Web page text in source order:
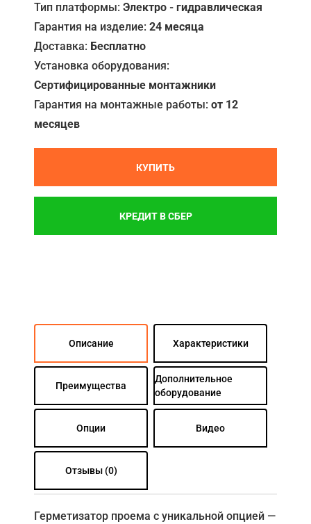
Отзывы
Тип платформы: Электро - гидравлическая
Гарантия на изделие: 24 месяца
Доставка: Бесплатно
Установка оборудования:
Сертифицированные монтажники
Гарантия на монтажные работы: от 12
месяцев
КУПИТЬ
КРЕДИТ В СБЕР
Описание Характеристики
Преимущества
Дополнительное
оборудование
Опции Видео
Отзывы (0)
Герметизатор проема с уникальной опцией —